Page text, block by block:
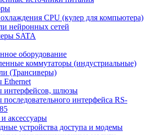
CPU (кулер для компьютера)
нейронных сетей
SATA
оборудование
коммутаторы (индустриальные)
(Трансиверы)
Ethernet
интерфейсов, шлюзы
интерфейса RS-
аксессуары
устройства доступа и модемы